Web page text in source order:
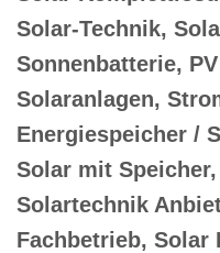
Solar-Technik,
Sonnenbatterie,
Solaranlagen,
Energiespeicher /
Solar mit
Solartechnik
Fachbetrieb, Solar